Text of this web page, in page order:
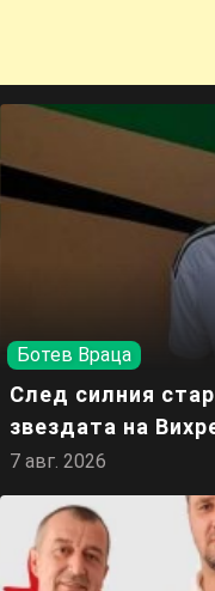
Ботев Враца
След силния
звездата на
7 авг. 2026